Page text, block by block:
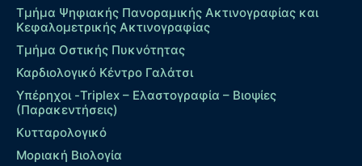
Τμήμα Ψηφιακής Πανοραμικής Ακτινογραφίας και
Κεφαλομετρικής Ακτινογραφίας
Τμήμα Οστικής Πυκνότητας
Καρδιολογικό Κέντρο Γαλάτσι
Υπέρηχοι -Triplex – Eλαστογραφία – Βιοψίες
(Παρακεντήσεις)
Κυτταρολογικό
Μοριακή Βιολογία